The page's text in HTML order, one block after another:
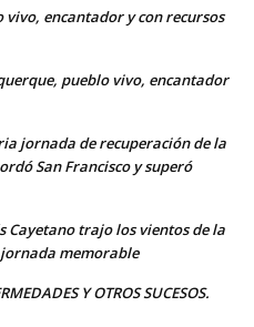
encantador y con recursos
pueblo vivo, encantador
jornada de recuperación de la
San Francisco y superó
Cayetano trajo los vientos de la
memorable
Y OTROS SUCESOS.